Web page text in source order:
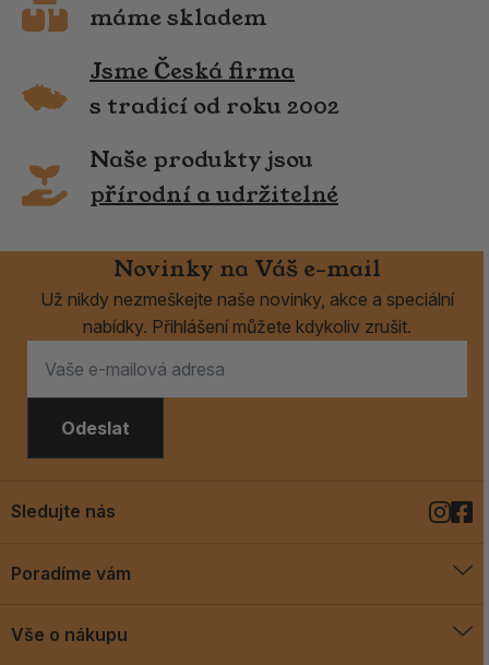
máme skladem
Jsme Česká firma
s tradicí od roku 2002
Naše produkty jsou
přírodní a udržitelné
Novinky na Váš e-mail
Už nikdy nezmeškejte naše novinky, akce a speciální
nabídky. Přihlášení můžete kdykoliv zrušit.
Odeslat
Poradíme vám
Vše o nákupu
Sledujte nás